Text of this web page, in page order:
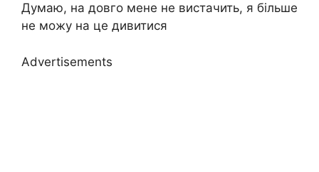
Думаю, на довго мене не вистачить, я більше
не можу на це дивитися
Advertisements